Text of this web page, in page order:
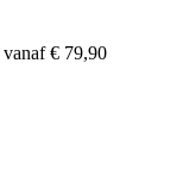
vanaf € 79,90